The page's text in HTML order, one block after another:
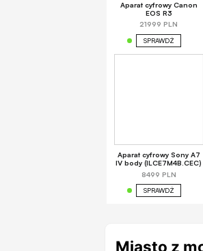
Aparat cyfrowy Canon
EOS R3
21999 PLN
SPRAWDŹ
Aparat cyfrowy Sony A7
IV body (ILCE7M4B.CEC)
8499 PLN
SPRAWDŹ